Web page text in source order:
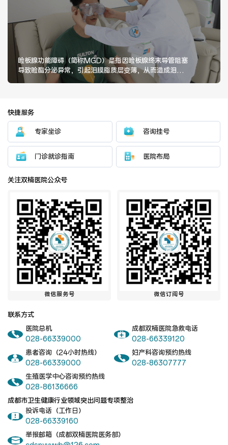
医联体介绍
成员单位
睑板腺功能障碍（简称MGD）是指因睑板腺终末导管阻塞
导致睑酯分泌异常，引起泪膜脂质层变薄，从而造成泪膜
不稳定，泪液蒸发过快，出现眼干
快捷服务
专家坐诊 咨询挂号
门诊就诊指南 医院布局
关注双楠医院公众号
微信服务号 微信订阅号
联系方式
医院总机
028-66339000
成都双楠医院急救电话
028-66339120
患者咨询（24小时热线）
028-66339000
妇产科咨询预约热线
028-86307777
生殖医学中心咨询预约热线
028-86136666
成都市卫生健康行业领域突出问题专项整治
投诉电话（工作日）
028-66339160
举报邮箱（成都双楠医院医务部）